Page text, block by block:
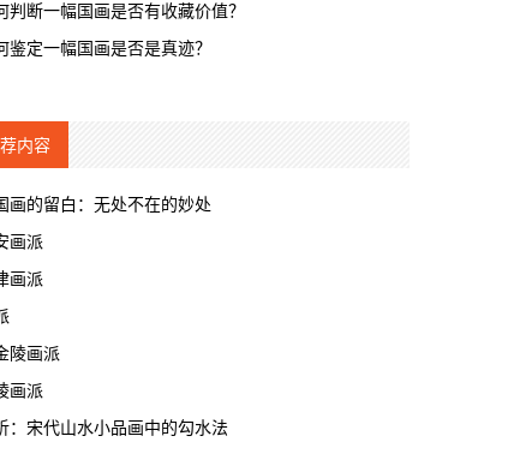
判断一幅国画是否有收藏价值？
鉴定一幅国画是否是真迹？
内容
画的留白：无处不在的妙处
画派
画派
陵画派
画派
：宋代山水小品画中的勾水法